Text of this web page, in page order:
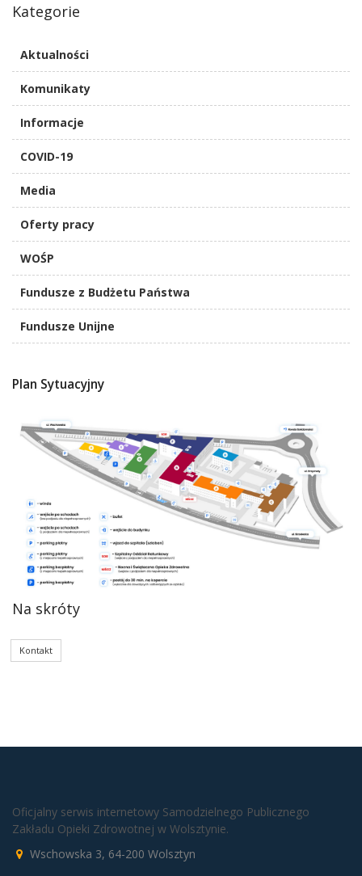
Kategorie
Aktualności
Komunikaty
Informacje
COVID-19
Media
Oferty pracy
WOŚP
Fundusze z Budżetu Państwa
Fundusze Unijne
Plan Sytuacyjny
Na skróty
Kontakt
Oficjalny serwis internetowy Samodzielnego Publicznego
Zakładu Opieki Zdrowotnej w Wolsztynie.
Wschowska 3, 64-200 Wolsztyn